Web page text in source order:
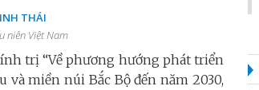
THÁI
niên Việt Nam
trị “Về phương hướng phát triển
miền núi Bắc Bộ đến năm 2030,